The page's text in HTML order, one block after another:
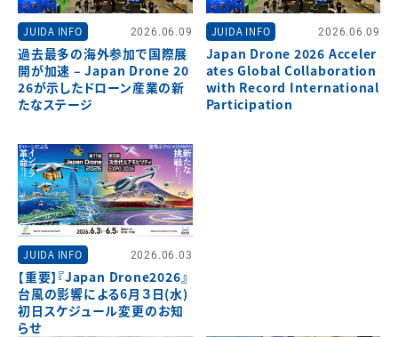
JUIDA INFO 2026.06.09
過去最多の海外参加で国際展
開が加速 – Japan Drone 20
26が示したドローン産業の新
たなステージ
JUIDA INFO 2026.06.09
Japan Drone 2026 Acceler
ates Global Collaboration
with Record International
Participation
JUIDA INFO 2026.06.03
【重要】『Japan Drone2026』
台風の影響による6月３日(水)
初日スケジュール変更のお知
らせ